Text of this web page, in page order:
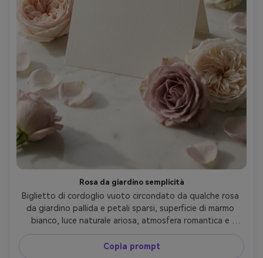
Rosa da giardino semplicità
Biglietto di cordoglio vuoto circondato da qualche rosa
da giardino pallida e petali sparsi, superficie di marmo
bianco, luce naturale ariosa, atmosfera romantica e
sobria, nessun testo, nessuna lettera, Canon R5, 85mm,
qualità editoriale still life --ar 4:5
Copia prompt